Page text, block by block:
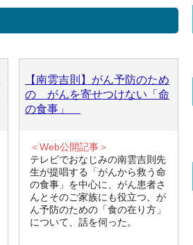
【南雲吉則】がん予防のため
の がんを寄せつけない「命
の食事」
＜Web公開記事＞
テレビでおなじみの南雲吉則先
生が提唱する「がんから救う命
の食事」を中心に、がん患者さ
んとそのご家族にも役立つ、が
ん予防のための「食の在り方」
について、話を伺った。